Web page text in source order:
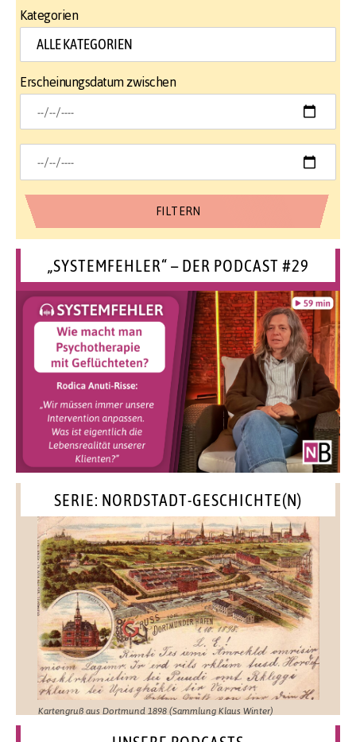
Kategorien
Erscheinungsdatum zwischen
„SYSTEMFEHLER“ – DER PODCAST #29
SERIE: NORDSTADT-GESCHICHTE(N)
Kartengruß aus Dortmund 1898 (Sammlung Klaus Winter)